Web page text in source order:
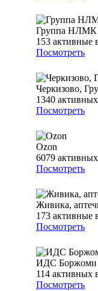
Группа НЛМК
153 активные
Посмотреть
Черкизово,
1340
Посмотреть
Ozon
6079
Посмотреть
Живика,
173 активные
Посмотреть
ИДС Боржоми
114 активных
Посмотреть